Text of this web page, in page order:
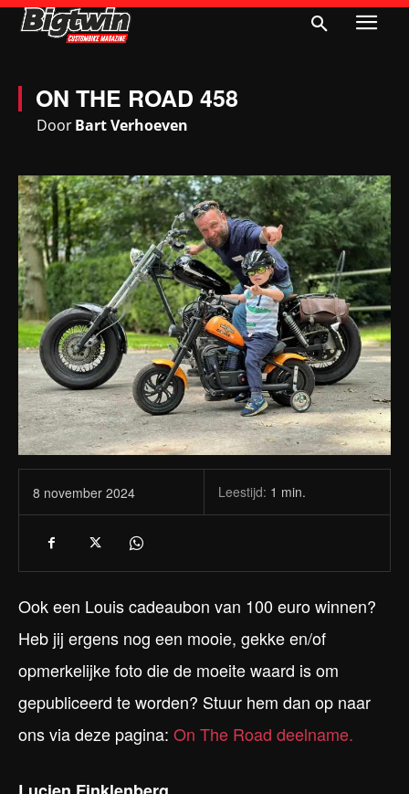
ON THE ROAD 458
DoorBart Verhoeven
8 november 2024 Leestijd: 1 min.
Ook een Louis cadeaubon van 100 euro winnen?
Heb jij ergens nog een mooie, gekke en/of
opmerkelijke foto die de moeite waard is om
gepubliceerd te worden? Stuur hem dan op naar
ons via deze pagina: On The Road deelname.